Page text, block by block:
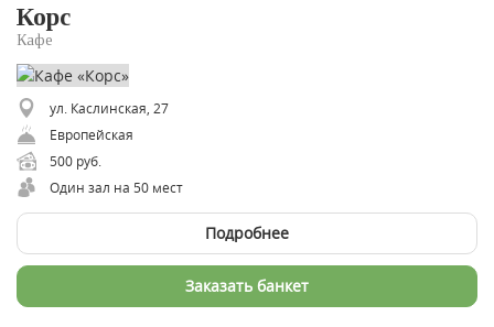
Корс
Кафе
ул. Каслинская, 27
Европейская
500 руб.
Один зал на 50 мест
Подробнее
Заказать банкет